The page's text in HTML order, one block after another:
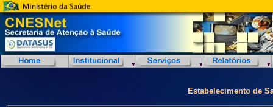
Estabelecimento de